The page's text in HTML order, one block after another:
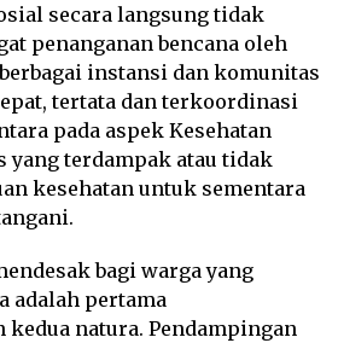
secara langsung tidak
penanganan bencana oleh
instansi dan komunitas
tertata dan terkoordinasi
pada aspek Kesehatan
yang terdampak atau tidak
kesehatan untuk sementara
bagi warga yang
adalah pertama
kedua natura. Pendampingan